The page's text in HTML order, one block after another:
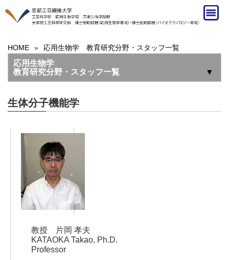
HOME » 応用生物学 教育研究分野・スタッフ一覧
応用生物学
教育研究分野・スタッフ一覧
▼
生体分子機能学
教授 片岡 孝夫
KATAOKA Takao, Ph.D.
Professor